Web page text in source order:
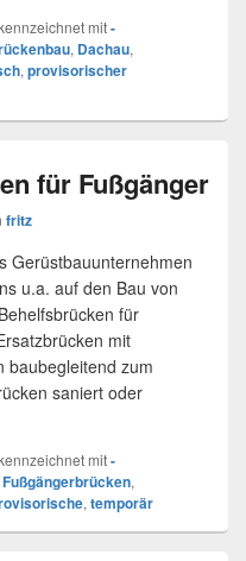
mit-
, Dachau,
, provisorischer
für Fußgänger
fritz
Gerüstbauunternehmen
u.a. auf den Bau von
für
mit
baubegleitend zum
saniert oder
Brücken für Fußgänger
mit-
Fußgängerbrücken,
, temporär